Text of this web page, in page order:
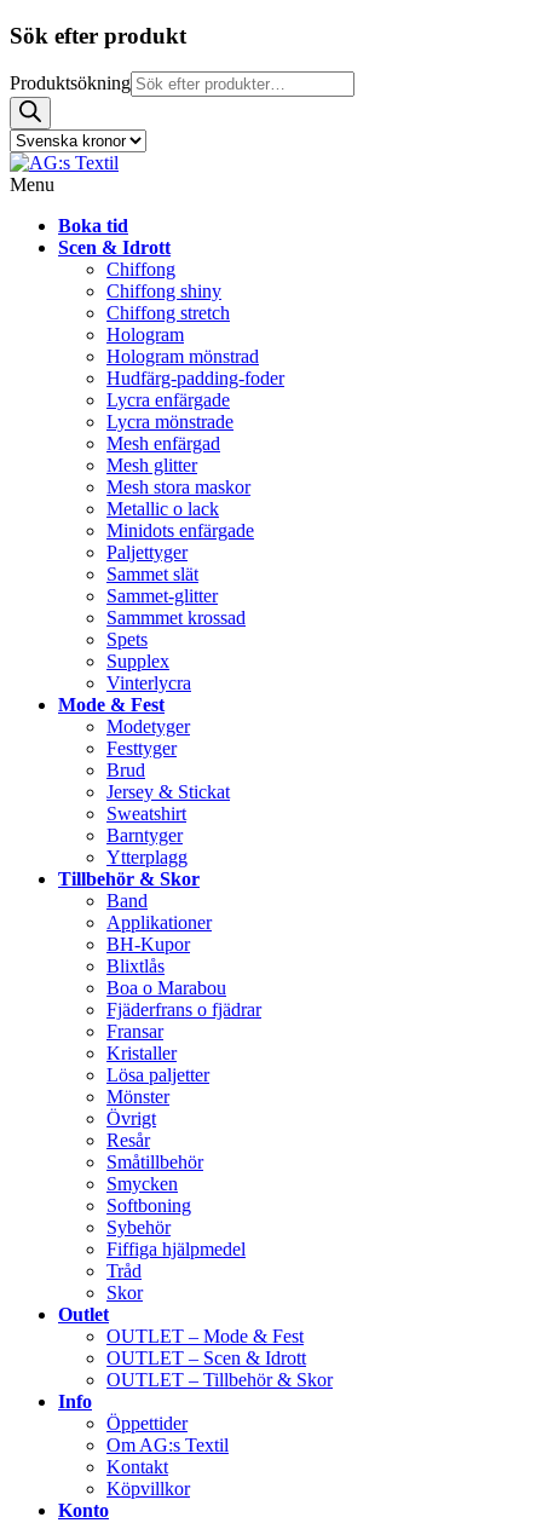
Sök efter produkt
Produktsökning
Menu
Boka tid
Scen & Idrott
Chiffong
Chiffong shiny
Chiffong stretch
Hologram
Hologram mönstrad
Hudfärg-padding-foder
Lycra enfärgade
Lycra mönstrade
Mesh enfärgad
Mesh glitter
Mesh stora maskor
Metallic o lack
Minidots enfärgade
Paljettyger
Sammet slät
Sammet-glitter
Sammmet krossad
Spets
Supplex
Vinterlycra
Mode & Fest
Modetyger
Festtyger
Brud
Jersey & Stickat
Sweatshirt
Barntyger
Ytterplagg
Tillbehör & Skor
Band
Applikationer
BH-Kupor
Blixtlås
Boa o Marabou
Fjäderfrans o fjädrar
Fransar
Kristaller
Lösa paljetter
Mönster
Övrigt
Resår
Småtillbehör
Smycken
Softboning
Sybehör
Fiffiga hjälpmedel
Tråd
Skor
Outlet
OUTLET – Mode & Fest
OUTLET – Scen & Idrott
OUTLET – Tillbehör & Skor
Info
Öppettider
Om AG:s Textil
Kontakt
Köpvillkor
Konto